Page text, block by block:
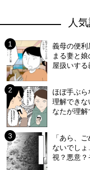
人
義母の便
まる妻と
屋扱いする
ほぼ手ぶ
理解でき
なたが理解
「あら、
ないでし
視？悪意